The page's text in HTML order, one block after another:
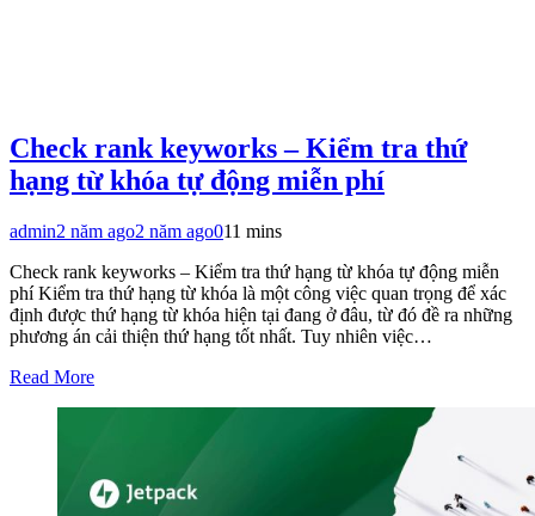
Check rank keyworks – Kiểm tra thứ
hạng từ khóa tự động miễn phí
admin2 năm ago2 năm ago011 mins
Check rank keyworks – Kiểm tra thứ hạng từ khóa tự động miễn
phí Kiểm tra thứ hạng từ khóa là một công việc quan trọng để xác
định được thứ hạng từ khóa hiện tại đang ở đâu, từ đó đề ra những
phương án cải thiện thứ hạng tốt nhất. Tuy nhiên việc…
Read More